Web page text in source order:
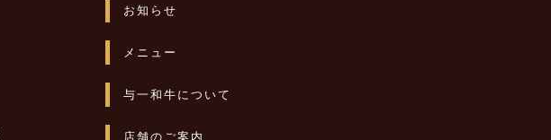
お知らせ
メニュー
与一和牛について
店舗のご案内